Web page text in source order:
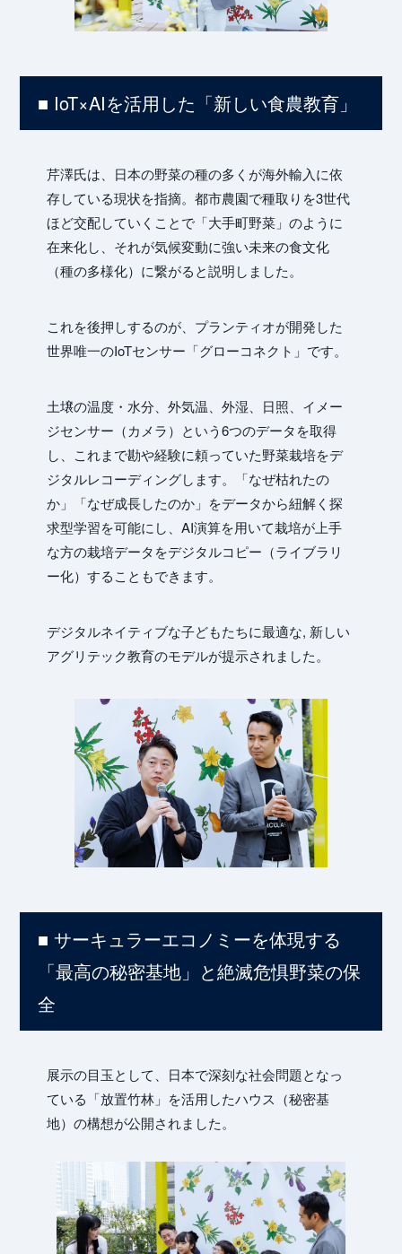
Art
■ IoT×AIを活用した「新しい食農教育」
芹澤氏は、日本の野菜の種の多くが海外輸入に依
存している現状を指摘。都市農園で種取りを3世代
ほど交配していくことで「大手町野菜」のように
在来化し、それが気候変動に強い未来の食文化
（種の多様化）に繋がると説明しました。
これを後押しするのが、プランティオが開発した
世界唯一のIoTセンサー「グローコネクト」です。
土壌の温度・水分、外気温、外湿、日照、イメー
ジセンサー（カメラ）という6つのデータを取得
し、これまで勘や経験に頼っていた野菜栽培をデ
ジタルレコーディングします。「なぜ枯れたの
か」「なぜ成長したのか」をデータから紐解く探
求型学習を可能にし、AI演算を用いて栽培が上手
な方の栽培データをデジタルコピー（ライブラリ
ー化）することもできます。
デジタルネイティブな子どもたちに最適な, 新しい
アグリテック教育のモデルが提示されました。
■ サーキュラーエコノミーを体現する
「最高の秘密基地」と絶滅危惧野菜の保
全
展示の目玉として、日本で深刻な社会問題となっ
ている「放置竹林」を活用したハウス（秘密基
地）の構想が公開されました。